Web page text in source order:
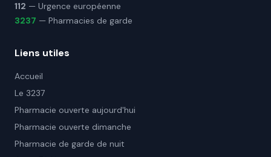
112 — Urgence européenne
3237 — Pharmacies de garde
Liens utiles
Accueil
Le 3237
Pharmacie ouverte aujourd'hui
Pharmacie ouverte dimanche
Pharmacie de garde de nuit